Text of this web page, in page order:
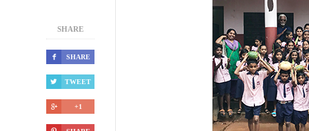
SHARE
 SHARE
 TWEET
 +1